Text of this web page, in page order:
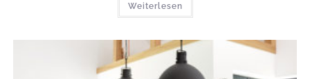
Weiterlesen